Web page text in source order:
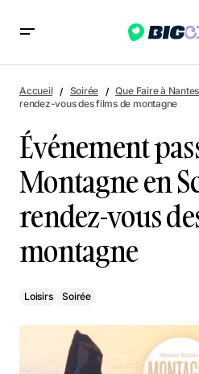
films de montagne
Accueil Soirée Que Faire à
rendez-vous des films de montagne
Événement
Montagne en
rendez-vous
montagne
Loisirs Soirée